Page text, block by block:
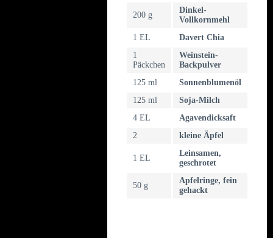
200 g
Dinkel-
Vollkornmehl
1 EL
Davert Chia
1
Päckchen
Weinstein-
Backpulver
125 ml
Sonnenblumenöl
125 ml
Soja-Milch
4 EL
Agavendicksaft
2
kleine Äpfel
1 EL
Leinsamen,
geschrotet
50 g
Apfelringe, fein
gehackt